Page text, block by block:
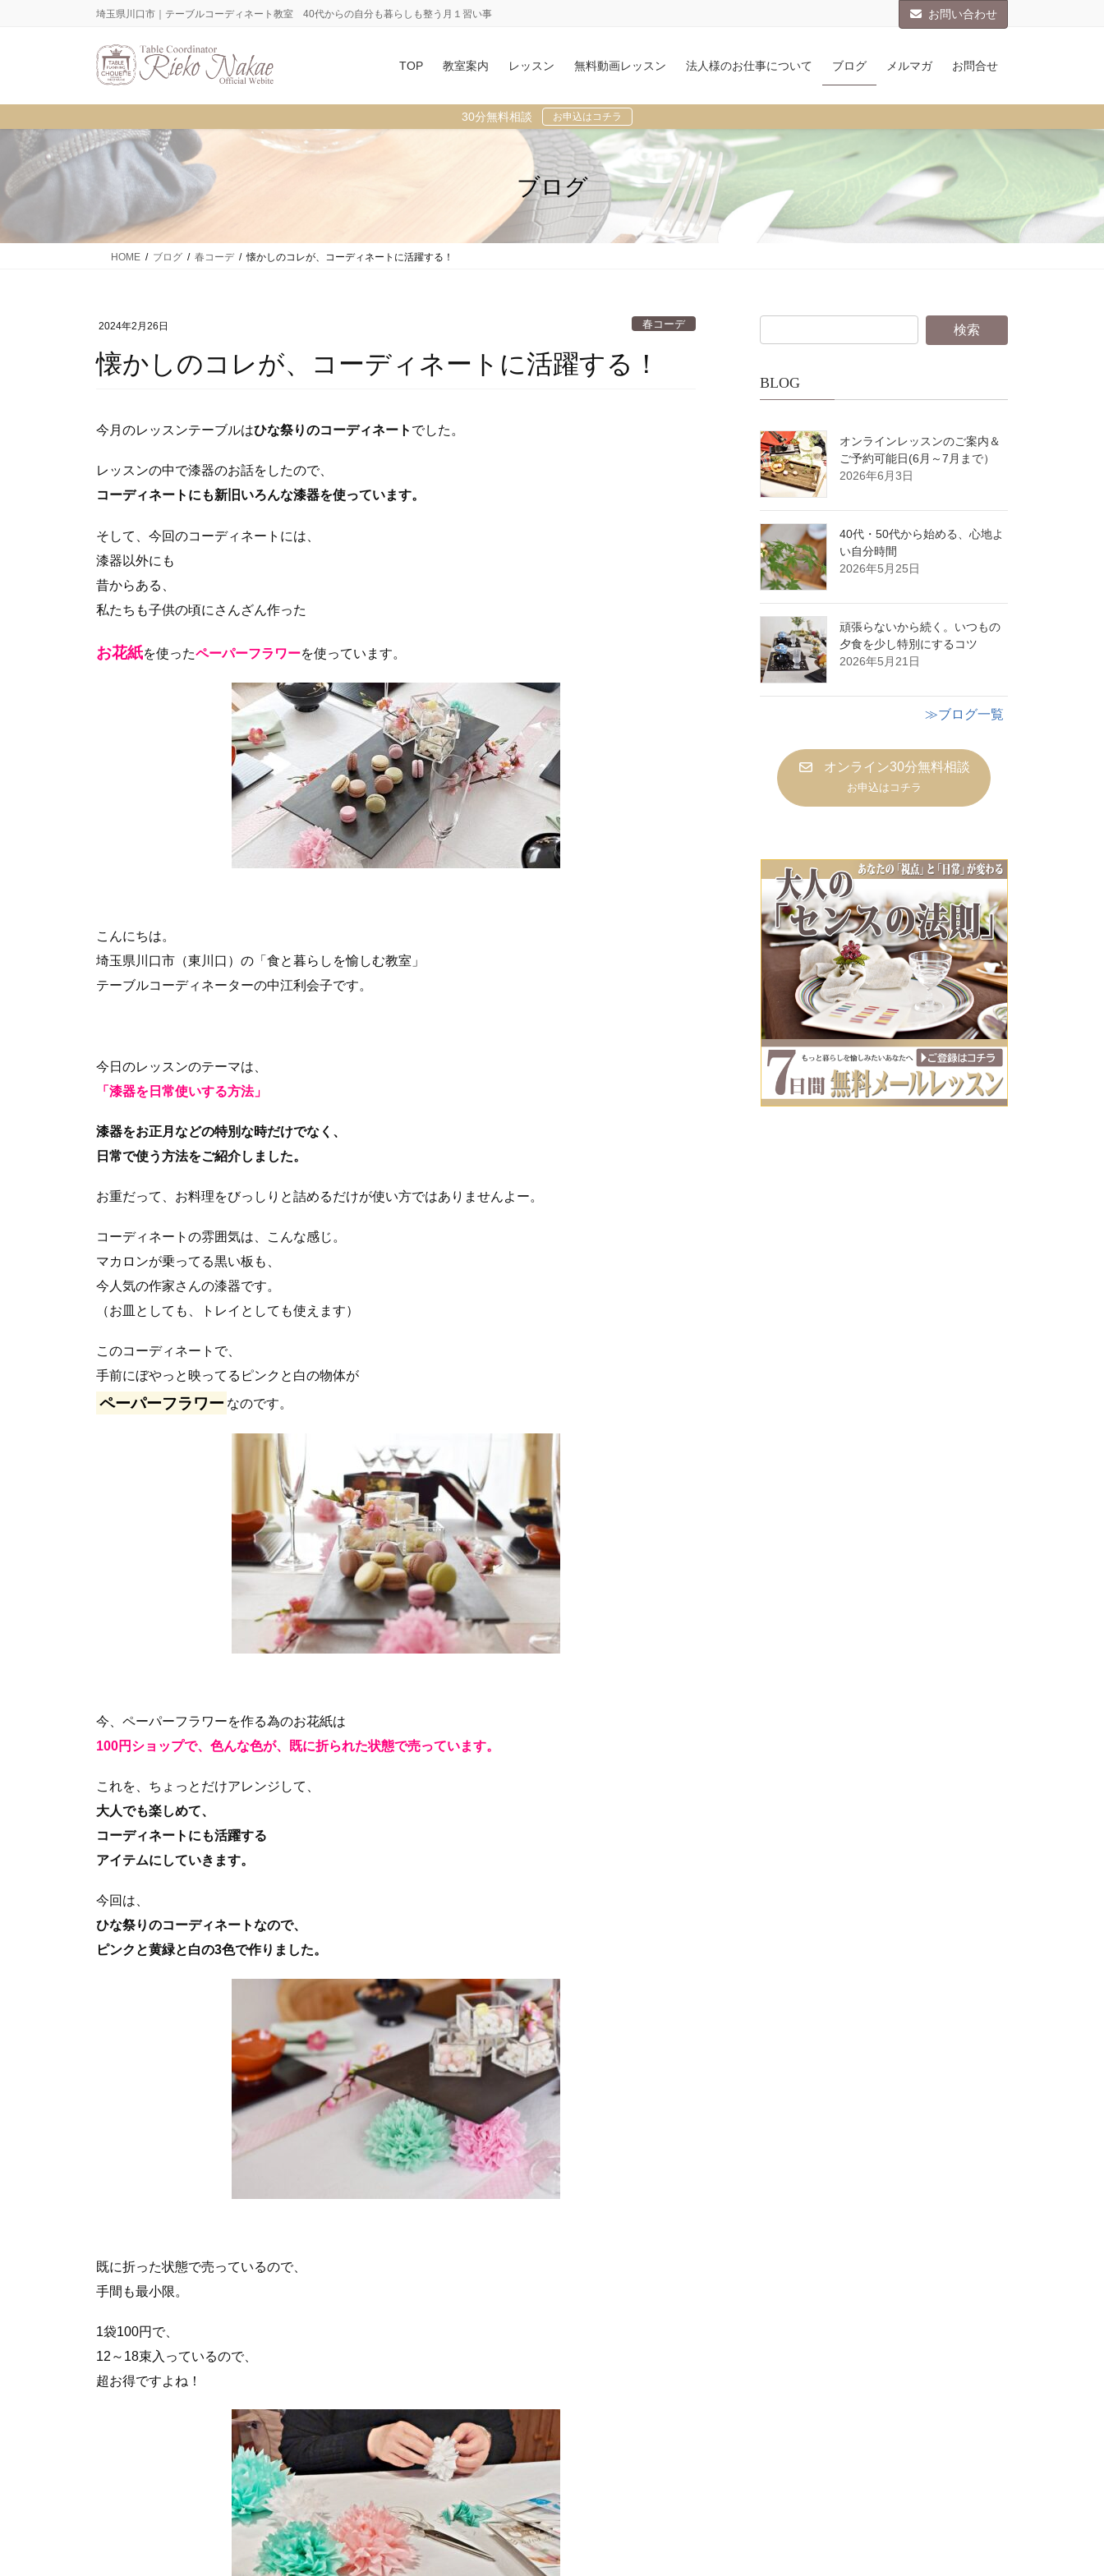
に
移
ョ
ン
動
埼玉県川口市｜テーブルコーディネート教室 40代からの自分も暮らしも整う月１習い事 お問い合わせ
TOP 教室案内 レッスン 無料動画レッスン 法人様のお仕事について ブログ メルマガ お問合せ
30分無料相談 お申込はコチラ
ブログ
HOME ブログ 春コーデ 懐かしのコレが、コーディネートに活躍する！
2024年2月26日 春コーデ
懐かしのコレが、コーディネートに活躍する！
今月のレッスンテーブルはひな祭りのコーディネート でした。
レッスンの中で漆器のお話をしたので、
コーディネートにも新旧いろんな漆器を使っています。
そして、今回のコーディネートには、
漆器以外にも
昔からある、
私たちも子供の頃にさんざん作った
お花紙を使ったペーパーフラワーを使っています。
こんにちは。
埼玉県川口市（東川口）の「食と暮らしを愉しむ教室」
テーブルコーディネーターの中江利会子です。
今日のレッスンのテーマは、
「漆器を日常使いする方法」
漆器をお正月などの特別な時だけでなく、
日常で使う方法をご紹介しました。
お重だって、お料理をびっしりと詰めるだけが使い方ではありませんよー。
コーディネートの雰囲気は、こんな感じ。
マカロンが乗ってる黒い板も、
今人気の作家さんの漆器です。
（お皿としても、トレイとしても使えます）
このコーディネートで、
手前にぼやっと映ってるピンクと白の物体が
ペーパーフラワー なのです。
今、ペーパーフラワーを作る為のお花紙は
100円ショップで、色んな色が、既に折られた状態で売っています。
これを、ちょっとだけアレンジして、
大人でも楽しめて、
コーディネートにも活躍する
アイテムにしていきます。
今回は、
ひな祭りのコーディネートなので、
ピンクと黄緑と白の3色で作りました。
既に折った状態で売っているので、
手間も最小限。
1袋100円で、
12～18束入っているので、
超お得ですよね！
BLOG
オンラインレッスンのご案内＆
ご予約可能日(6月～7月まで）
2026年6月3日
40代・50代から始める、心地よ
い自分時間
2026年5月25日
頑張らないから続く。いつもの
夕食を少し特別にするコツ
2026年5月21日
≫ブログ一覧
オンライン30分無料相談
お申込はコチラ